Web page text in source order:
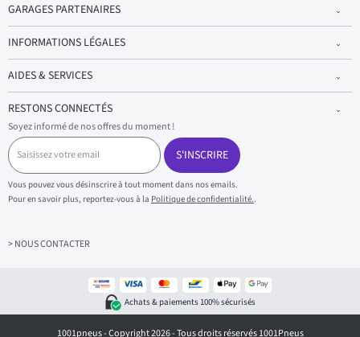
GARAGES PARTENAIRES
INFORMATIONS LÉGALES
AIDES & SERVICES
RESTONS CONNECTÉS
Soyez informé de nos offres du moment !
S
a
i
s
i
s
z
S'INSCRIRE
Vous pouvez vous désinscrire à tout moment dans nos emails.
Pour en savoir plus, reportez-vous à la Politique de confidentialité..
> NOUS CONTACTER
Achats & paiements 100% sécurisés
1001pneus - Copyright 2026 - Tous droits réservés 1001Pneus